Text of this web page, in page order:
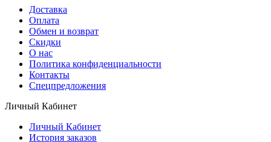
Доставка
Оплата
Обмен и возврат
Скидки
О нас
Политика конфиденциальности
Контакты
Спецпредложения
Личный Кабинет
Личный Кабинет
История заказов